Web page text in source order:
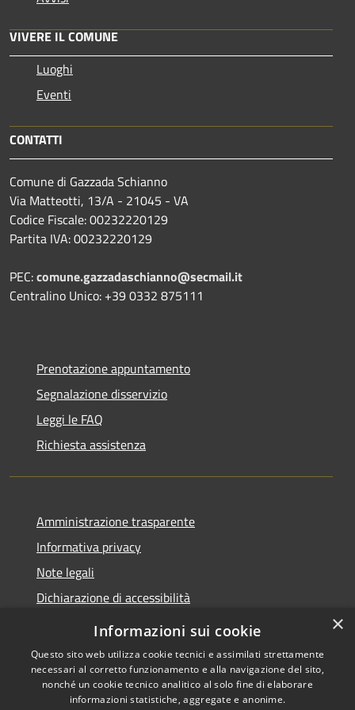
VIVERE IL COMUNE
Luoghi
Eventi
CONTATTI
Comune di Gazzada Schianno
Via Matteotti, 13/A - 21045 - VA
Codice Fiscale: 00232220129
Partita IVA: 00232220129
PEC:comune.gazzadaschianno@secmail.it
Centralino Unico: +39 0332 875111
Prenotazione appuntamento
Segnalazione disservizio
Leggi le FAQ
Richiesta assistenza
Amministrazione trasparente
Informativa privacy
Note legali
Dichiarazione di accessibilità
RSS
Accessibilità
Copyright © 2026 • Comune di
Gazzada Schianno • Powered
×
Informazioni sui cookie
Questo sito web utilizza cookie tecnici e assimilati strettamente
necessari al corretto funzionamento e alla navigazione del sito,
nonché un cookie tecnico analitico al solo fine di elaborare
informazioni statistiche, aggregate e anonime.